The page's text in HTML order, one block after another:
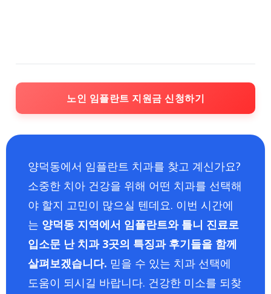
노인 임플란트 지원금 신청하기
양덕동에서 임플란트 치과를 찾고 계신가요?
소중한 치아 건강을 위해 어떤 치과를 선택해
야 할지 고민이 많으실 텐데요. 이번 시간에
는 양덕동 지역에서 임플란트와 틀니 진료로
입소문 난 치과 3곳의 특징과 후기들을 함께
살펴보겠습니다. 믿을 수 있는 치과 선택에
도움이 되시길 바랍니다. 건강한 미소를 되찾